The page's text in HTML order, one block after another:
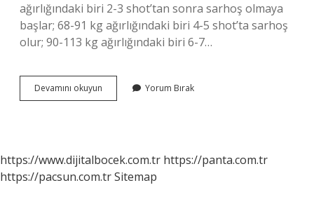
ağırlığındaki biri 2-3 shot’tan sonra sarhoş olmaya
başlar; 68-91 kg ağırlığındaki biri 4-5 shot’ta sarhoş
olur; 90-113 kg ağırlığındaki biri 6-7…
Devamını okuyun
Ne
Yorum Bırak
https://www.dijitalbocek.com.tr https://panta.com.tr
https://pacsun.com.trSitemap